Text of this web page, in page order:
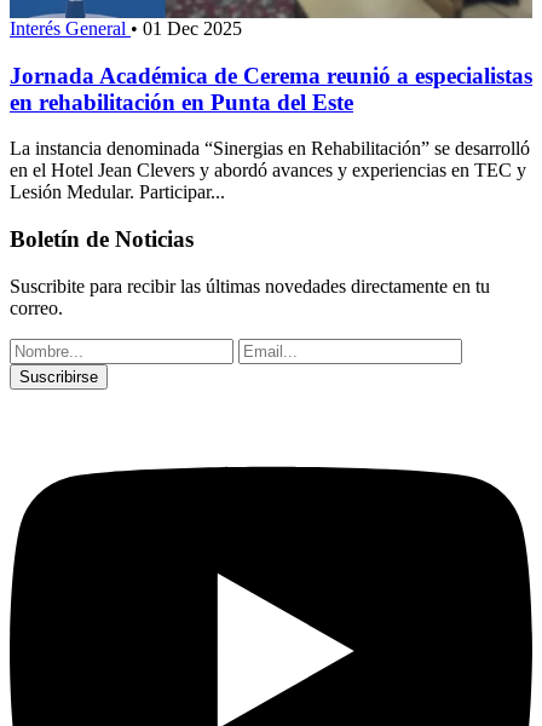
Interés General • 01 Dec 2025
Jornada Académica de Cerema reunió a especialistas
en rehabilitación en Punta del Este
La instancia denominada “Sinergias en Rehabilitación” se desarrolló
en el Hotel Jean Clevers y abordó avances y experiencias en TEC y
Lesión Medular. Participar...
Boletín de Noticias
Suscribite para recibir las últimas novedades directamente en tu
correo.
Suscribirse